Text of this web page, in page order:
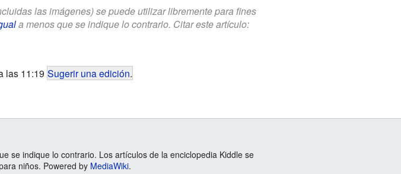
las imágenes) se puede utilizar libremente para fines
a menos que se indique lo contrario. Citar este artículo:
las 11:19 Sugerir una edición.
se indique lo contrario. Los artículos de la enciclopedia Kiddle se
niños. Powered by MediaWiki.